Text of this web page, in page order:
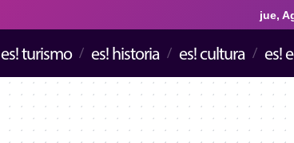
jue,
es! turismo es! historia es! cultura es!